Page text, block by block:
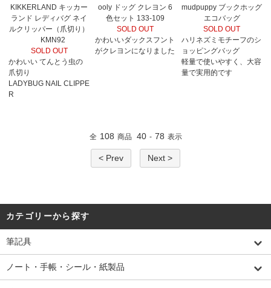
KIKKERLAND キッカー
ランド レディバグ ネイ
ルクリッパー（爪切り）
KMN92
SOLD OUT
かわいい てんとう虫の
爪切り
LADYBUG NAIL CLIPPE
R
ooly ドッグ クレヨン 6
色セット 133-109
SOLD OUT
かわいいダックスフント
がクレヨンになりました
mudpuppy ブックホッグ
エコバッグ
SOLD OUT
ハリネズミモチーフのシ
ョッピングバッグ
軽量で使いやすく、大容
量で実用的です
全 108 商品 40 - 78 表示
< Prev Next >
カテゴリーから探す
筆記具
ノート・手帳・シール・紙製品